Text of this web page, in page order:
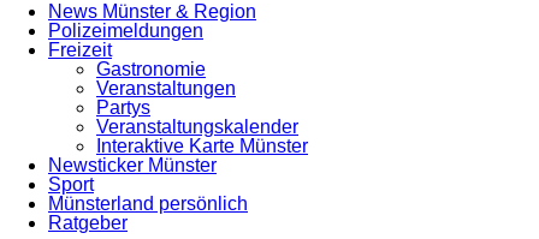
News Münster & Region
Polizeimeldungen
Freizeit
Gastronomie
Veranstaltungen
Partys
Veranstaltungskalender
Interaktive Karte Münster
Newsticker Münster
Sport
Münsterland persönlich
Ratgeber
Anzeige